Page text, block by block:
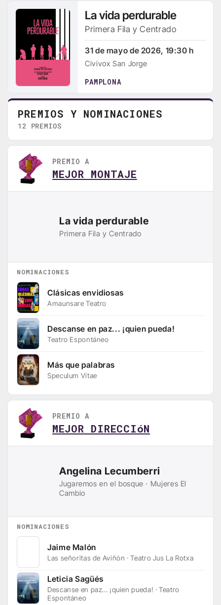
La vida perdurable
Primera Fila y Centrado
31 de mayo de 2026, 19:30 h
Civivox San Jorge
PAMPLONA
PREMIOS Y NOMINACIONES
12 PREMIOS
PREMIO A
MEJOR MONTAJE
La vida perdurable
Primera Fila y Centrado
NOMINACIONES
Clásicas envidiosas
Amaunsare Teatro
Descanse en paz... ¡quien pueda!
Teatro Espontáneo
Más que palabras
Speculum Vitae
PREMIO A
MEJOR DIRECCIóN
Angelina Lecumberri
Jugaremos en el bosque · Mujeres El
Cambio
NOMINACIONES
Jaime Malón
Las señoritas de Aviñón · Teatro Jus La Rotxa
Leticia Sagüés
Descanse en paz... ¡quien pueda! · Teatro
Espontáneo